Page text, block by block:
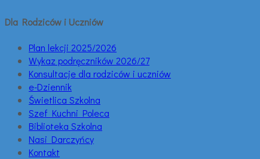
Dla Rodziców i Uczniów
Plan lekcji 2025/2026
Wykaz podręczników 2026/27
Konsultacje dla rodziców i uczniów
e-Dziennik
Świetlica Szkolna
Szef Kuchni Poleca
Biblioteka Szkolna
Nasi Darczyńcy
Kontakt